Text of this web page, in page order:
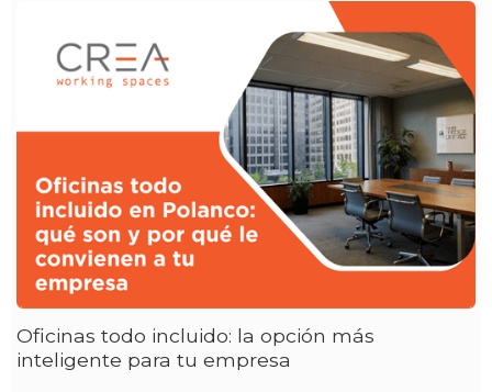
Oficinas todo incluido: la opción más
inteligente para tu empresa